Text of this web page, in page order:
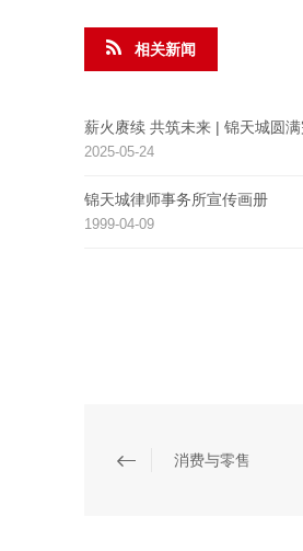
相关新闻
薪火赓续 共筑未来 | 锦天城圆
2025-05-24
锦天城律师事务所宣传画册
1999-04-09
消费与零售